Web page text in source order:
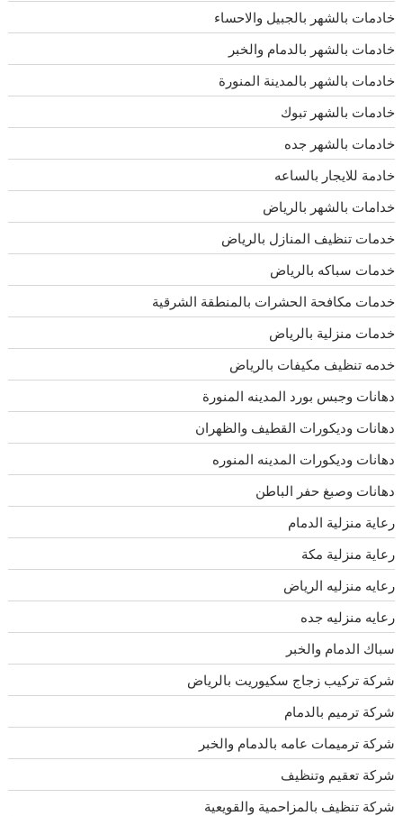
خادمات بالشهر بالجبيل والاحساء
خادمات بالشهر بالدمام والخبر
خادمات بالشهر بالمدينة المنورة
خادمات بالشهر تبوك
خادمات بالشهر جده
خادمة للايجار بالساعه
خدامات بالشهر بالرياض
خدمات تنظيف المنازل بالرياض
خدمات سباكه بالرياض
خدمات مكافحة الحشرات بالمنطقة الشرقية
خدمات منزلية بالرياض
خدمه تنظيف مكيفات بالرياض
دهانات وجبس بورد المدينه المنورة
دهانات وديكورات القطيف والظهران
دهانات وديكورات المدينه المنوره
دهانات وصبغ حفر الباطن
رعاية منزلية الدمام
رعاية منزلية مكة
رعايه منزليه الرياض
رعايه منزليه جده
سباك الدمام والخبر
شركة تركيب زجاج سكيوريت بالرياض
شركة ترميم بالدمام
شركة ترميمات عامه بالدمام والخبر
شركة تعقيم وتنظيف
شركة تنظيف بالمزاحمية والقويعية